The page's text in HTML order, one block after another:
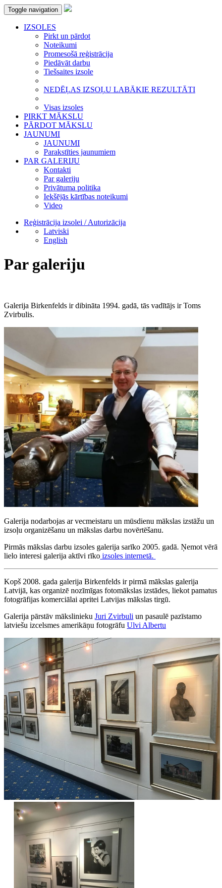
Toggle navigation
IZSOLES
Pirkt un pārdot
Noteikumi
Promesošā reģistrācija
Piedāvāt darbu
Tiešsaites izsole
NEDĒĻAS IZSOĻU LABĀKIE REZULTĀTI
Visas izsoles
PIRKT MĀKSLU
PĀRDOT MĀKSLU
JAUNUMI
JAUNUMI
Parakstīties jaunumiem
PAR GALERIJU
Kontakti
Par galeriju
Privātuma politika
Iekšējās kārtības noteikumi
Video
Reģistrācija izsolei / Autorizācija
Latviski
English
Par galeriju
Galerija Birkenfelds ir dibināta 1994. gadā, tās vadītājs ir Toms
Zvirbulis.
Galerija nodarbojas ar vecmeistaru un mūsdienu mākslas izstāžu un
izsoļu organizēšanu un mākslas darbu novērtēšanu.
Pirmās mākslas darbu izsoles galerija sarīko 2005. gadā. Ņemot vērā
lielo interesi galerija aktīvi rīko izsoles internetā.
Kopš 2008. gada galerija Birkenfelds ir pirmā mākslas galerija
Latvijā, kas organizē nozīmīgas fotomākslas izstādes, liekot pamatus
fotogrāfijas komerciālai apritei Latvijas mākslas tirgū.
Galerija pārstāv mākslinieku Juri Zvirbuli un pasaulē pazīstamo
latviešu izcelsmes amerikāņu fotogrāfu Ulvi Albertu